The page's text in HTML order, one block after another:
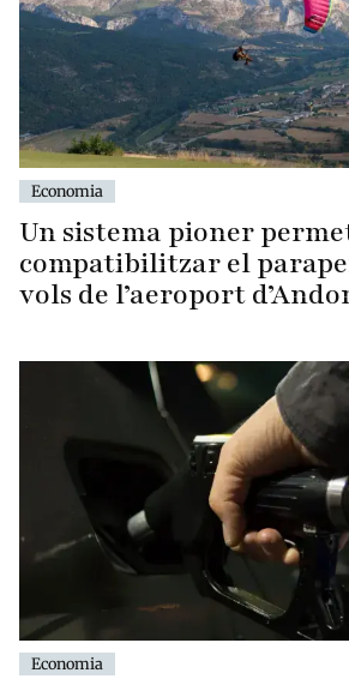
Economia
Un sistema pioner
compatibilitzar el
vols de l’aeroport
Economia